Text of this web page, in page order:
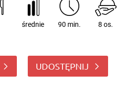
średnie 90 min. 8 os.
UDOSTĘPNIJ